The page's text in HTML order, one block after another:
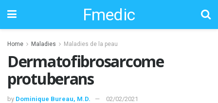
Fmedic
Home Maladies Maladies de la peau
Dermatofibrosarcome
protuberans
by Dominique Bureau, M.D. 02/02/2021